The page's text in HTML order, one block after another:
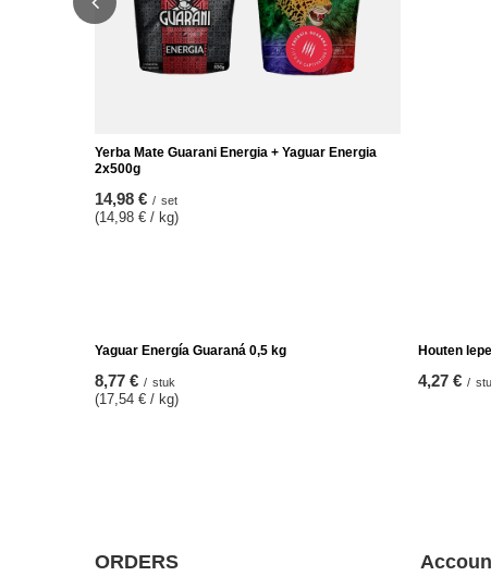
Yerba Mate Guarani Energia + Yaguar Energia
2x500g
14,98 € / set
(14,98 € / kg)